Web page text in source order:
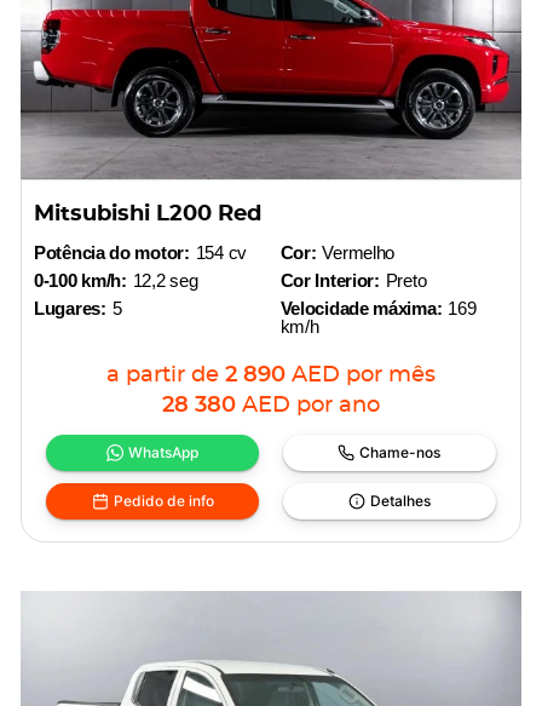
Mitsubishi L200 Red
Potência do motor: 154 cv
0-100 km/h: 12,2 seg
Lugares: 5
Cor: Vermelho
Cor Interior: Preto
Velocidade máxima: 169
km/h
a partir de 2 890 AED por mês
28 380 AED por ano
WhatsApp Chame-nos
Pedido de info Detalhes